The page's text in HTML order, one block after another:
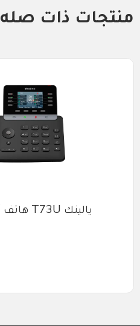
منتجات ذات صله
يالينك T73U هاتف آي بي فون للأعمال